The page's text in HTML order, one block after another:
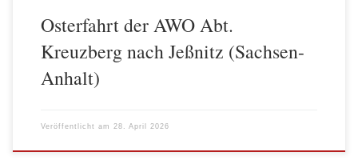
Osterfahrt der AWO Abt.
Kreuzberg nach Jeßnitz (Sachsen-
Anhalt)
Veröffentlicht am 28. April 2026